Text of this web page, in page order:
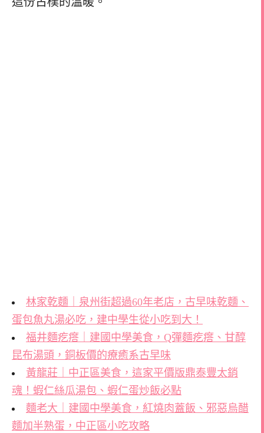
林家乾麵｜泉州街超過60年老店，古早味乾麵、
蛋包魚丸湯必吃，建中學生從小吃到大！
福井麵疙瘩｜建國中學美食，Q彈麵疙瘩、甘醇
昆布湯頭，銅板價的療癒系古早味
黃龍莊｜中正區美食，這家平價版鼎泰豐太銷
魂！蝦仁絲瓜湯包、蝦仁蛋炒飯必點
麵老大｜建國中學美食，紅燒肉蓋飯、邪惡烏醋
麵加半熟蛋，中正區小吃攻略